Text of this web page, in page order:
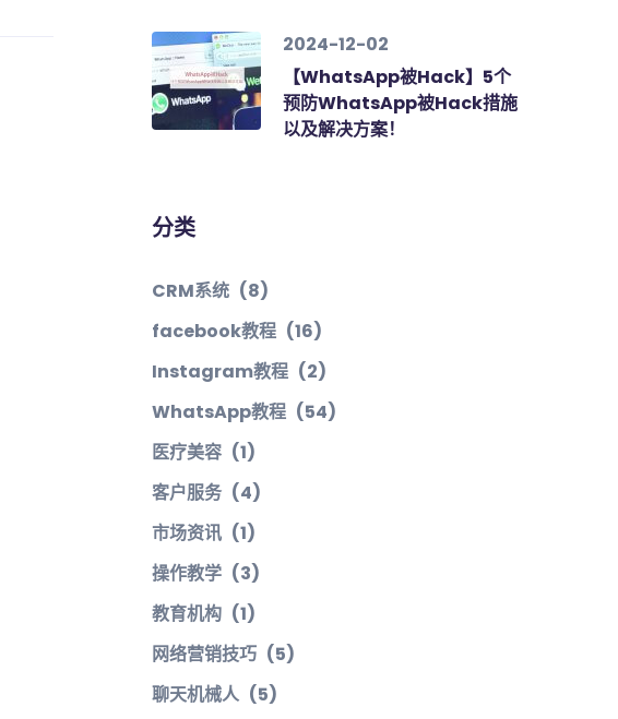
2024-12-02
【WhatsApp被Hack】5个
预防WhatsApp被Hack措施
以及解决方案！
分类
CRM系统 (8)
facebook教程 (16)
Instagram教程 (2)
WhatsApp教程 (54)
医疗美容 (1)
客户服务 (4)
市场资讯 (1)
操作教学 (3)
教育机构 (1)
网络营销技巧 (5)
聊天机械人 (5)